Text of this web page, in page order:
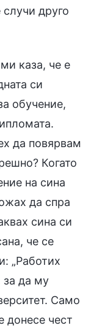
случи друго
каза, че е
си
обучение,
да повярвам
Когато
на сина
да спра
сина си
че се
„Работих
за да му
Само
донесе чест